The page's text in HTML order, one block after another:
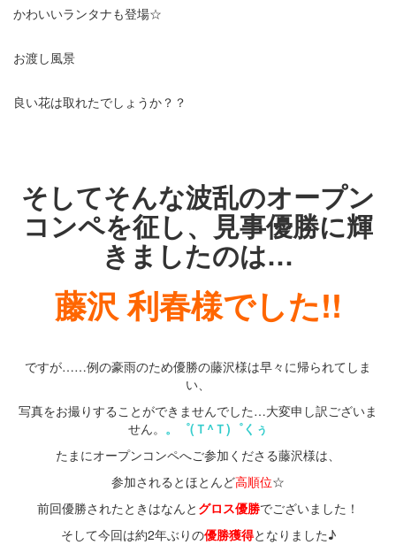
かわいいランタナも登場☆
お渡し風景
良い花は取れたでしょうか？？
そしてそんな波乱のオープン
コンペを征し、見事優勝に輝
きましたのは…
藤沢 利春様でした!!
ですが……例の豪雨のため優勝の藤沢様は早々に帰られてしま
い、
写真をお撮りすることができませんでした…大変申し訳ございま
せん。 。゜(Ｔ^Ｔ)゜くぅ
たまにオープンコンペへご参加くださる藤沢様は、
参加されるとほとんど高順位☆
前回優勝されたときはなんと グロス優勝でございました！
そして今回は約2年ぶりの優勝獲得となりました♪